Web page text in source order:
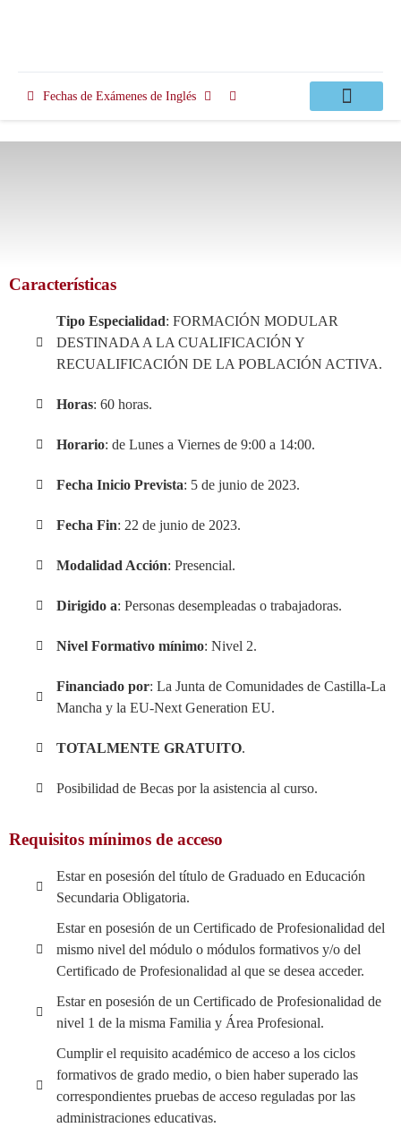
Fechas de Exámenes de Inglés
Características
Tipo Especialidad: FORMACIÓN MODULAR
DESTINADA A LA CUALIFICACIÓN Y
RECUALIFICACIÓN DE LA POBLACIÓN ACTIVA.
Horas: 60 horas.
Horario: de Lunes a Viernes de 9:00 a 14:00.
Fecha Inicio Prevista: 5 de junio de 2023.
Fecha Fin: 22 de junio de 2023.
Modalidad Acción: Presencial.
Dirigido a: Personas desempleadas o trabajadoras.
Nivel Formativo mínimo: Nivel 2.
Financiado por: La Junta de Comunidades de Castilla-La
Mancha y la EU-Next Generation EU.
TOTALMENTE GRATUITO.
Posibilidad de Becas por la asistencia al curso.
Requisitos mínimos de acceso
Estar en posesión del título de Graduado en Educación
Secundaria Obligatoria.
Estar en posesión de un Certificado de Profesionalidad del
mismo nivel del módulo o módulos formativos y/o del
Certificado de Profesionalidad al que se desea acceder.
Estar en posesión de un Certificado de Profesionalidad de
nivel 1 de la misma Familia y Área Profesional.
Cumplir el requisito académico de acceso a los ciclos
formativos de grado medio, o bien haber superado las
correspondientes pruebas de acceso reguladas por las
administraciones educativas.